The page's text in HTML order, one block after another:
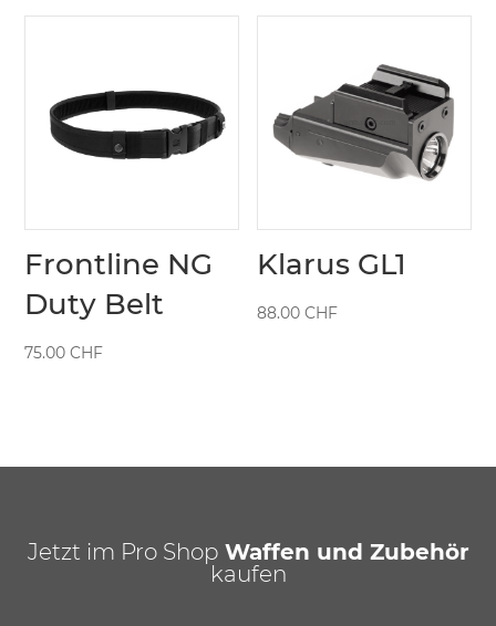
Frontline NG
Duty Belt
75.00CHF
Klarus GL1
88.00CHF
Jetzt im Pro Shop Waffen und Zubehör
kaufen